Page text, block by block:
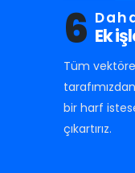
6 Ek
Tüm
bir harf
çıkartırız.